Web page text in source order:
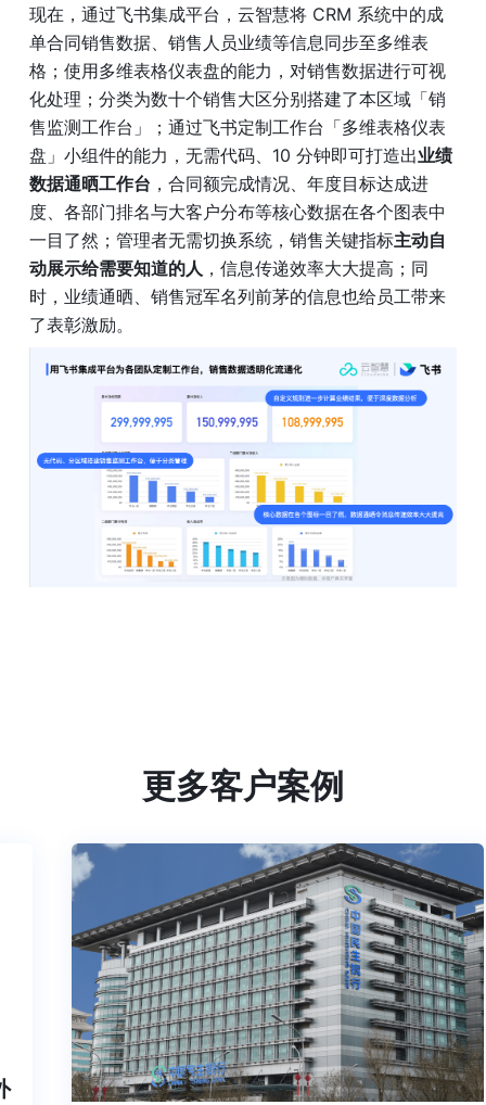
现在，通过飞书集成平台，云智慧将 CRM 系统中的成
单合同销售数据、销售人员业绩等信息同步至多维表
格；使用多维表格仪表盘的能力，对销售数据进行可视
化处理；分类为数十个销售大区分别搭建了本区域「销
售监测工作台」；通过飞书定制工作台「多维表格仪表
盘」小组件的能力，无需代码、10 分钟即可打造出业绩
数据通晒工作台 ，合同额完成情况、年度目标达成进
度、各部门排名与大客户分布等核心数据在各个图表中
一目了然；管理者无需切换系统，销售关键指标主动自
动展示给需要知道的人 ，信息传递效率大大提高；同
时，业绩通晒、销售冠军名列前茅的信息也给员工带来
了表彰激励。
更多客户案例